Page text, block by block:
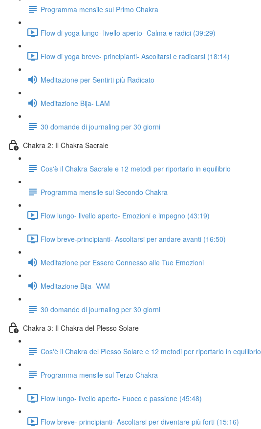
Programma mensile sul Primo Chakra
Flow di yoga lungo- livello aperto- Calma e radici (39:29)
Flow di yoga breve- principianti- Ascoltarsi e radicarsi (18:14)
Meditazione per Sentirti più Radicato
Meditazione Bija- LAM
30 domande di journaling per 30 giorni
Chakra 2: Il Chakra Sacrale
Cos'è il Chakra Sacrale e 12 metodi per riportarlo in equilibrio
Programma mensile sul Secondo Chakra
Flow lungo- livello aperto- Emozioni e impegno (43:19)
Flow breve-principianti- Ascoltarsi per andare avanti (16:50)
Meditazione per Essere Connesso alle Tue Emozioni
Meditazione Bija- VAM
30 domande di journaling per 30 giorni
Chakra 3: Il Chakra del Plesso Solare
Cos'è il Chakra del Plesso Solare e 12 metodi per riportarlo in equilibrio
Programma mensile sul Terzo Chakra
Flow lungo- livello aperto- Fuoco e passione (45:48)
Flow breve- principianti- Ascoltarsi per diventare più forti (15:16)